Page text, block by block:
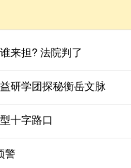
来担? 法院判了
研学团探秘衡岳文脉
十字路口
警